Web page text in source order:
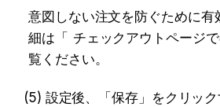
意図しない注文を防ぐために有
細は「
チェックアウトページ
覧ください。
(5) 設定後、「保存」をクリック